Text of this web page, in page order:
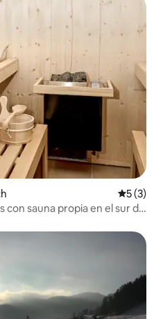
5 (3)
sauna propia en el sur de